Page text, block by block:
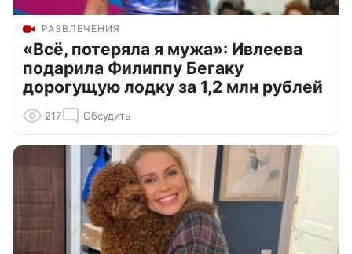
РАЗВЛЕЧЕНИЯ
«Всё, потеряла я мужа»: Ивлеева
подарила Филиппу Бегаку
дорогущую лодку за 1,2 млн рублей
217 Обсудить